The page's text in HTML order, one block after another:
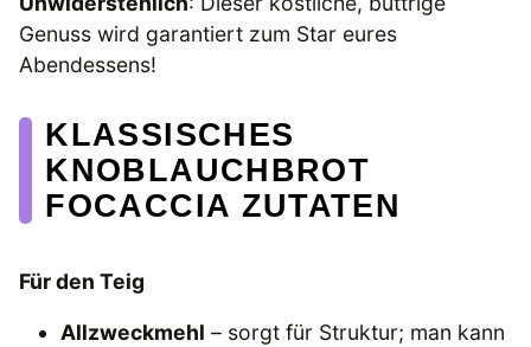
Genuss wird garantiert zum Star eures
Abendessens!
KLASSISCHES
KNOBLAUCHBROT
FOCACCIA ZUTATEN
Für den Teig
Allzweckmehl – sorgt für Struktur; man kann